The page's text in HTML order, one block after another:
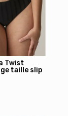
Twist
taille slip